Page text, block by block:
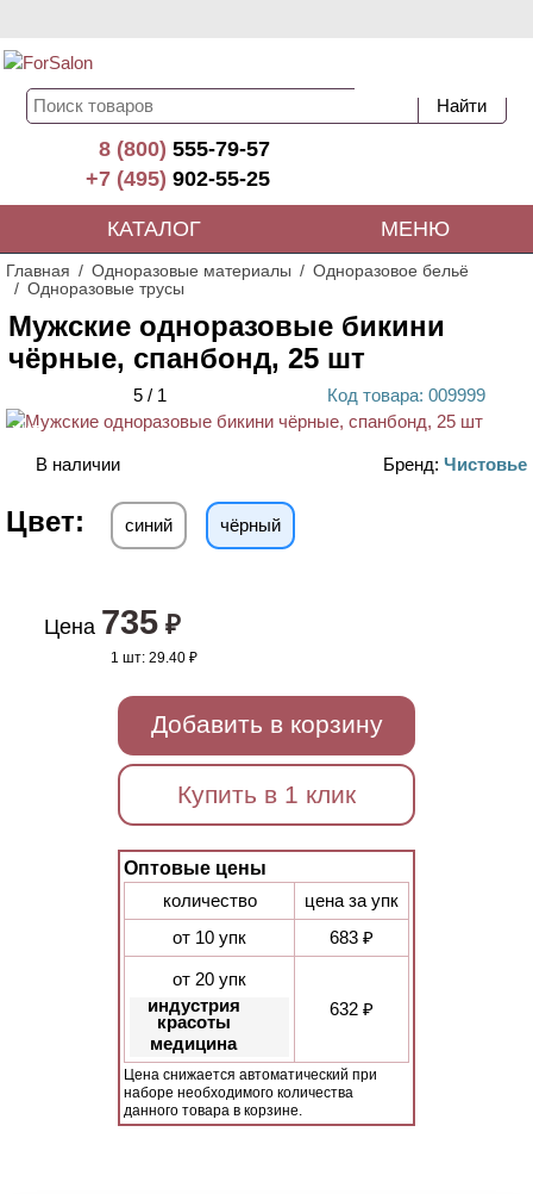
8 (800)555-79-57
+7 (495)902-55-25
КАТАЛОГ МЕНЮ
Главная Одноразовые материалы
Одноразовое бельё
Одноразовые трусы
Мужские одноразовые бикини
чёрные, спанбонд, 25 шт
5 / 1 Код товара: 009999
ХИТ
В наличии Бренд: Чистовье
Цвет: синий чёрный
Цена 735₽
1 шт:29.40 ₽
Добавить в корзину
Купить в 1 клик
Оптовые цены
количество
цена за упк
от 10 упк
683 ₽
от 20 упк
индустрия
красоты
медицина
632 ₽
Цена снижается автоматический при
наборе необходимого количества
данного товара в корзине.